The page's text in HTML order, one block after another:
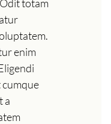
totam
enim
cumque
a